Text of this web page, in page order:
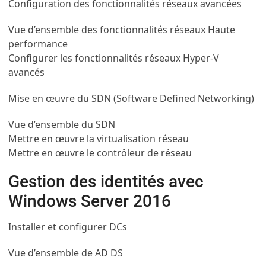
Configuration des fonctionnalités réseaux avancées
Vue d’ensemble des fonctionnalités réseaux Haute
performance
Configurer les fonctionnalités réseaux Hyper-V
avancés
Mise en œuvre du SDN (Software Defined Networking)
Vue d’ensemble du SDN
Mettre en œuvre la virtualisation réseau
Mettre en œuvre le contrôleur de réseau
Gestion des identités avec
Windows Server 2016
Installer et configurer DCs
Vue d’ensemble de AD DS